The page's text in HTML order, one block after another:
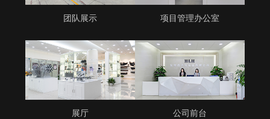
团队展示 项目管理办公室
展厅 公司前台